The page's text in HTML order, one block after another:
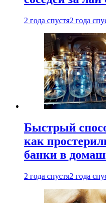
2 года спустя2 года
Быстрый
как
банки в
2 года спустя2 года